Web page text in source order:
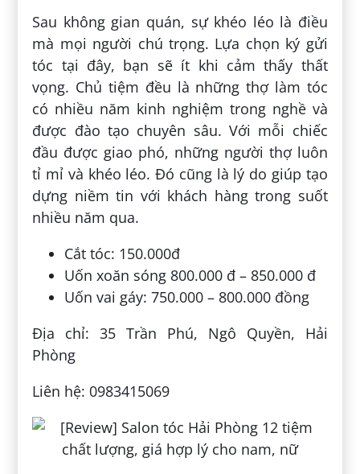
Sau không gian quán, sự khéo léo là điều
mà mọi người chú trọng. Lựa chọn ký gửi
tóc tại đây, bạn sẽ ít khi cảm thấy thất
vọng. Chủ tiệm đều là những thợ làm tóc
có nhiều năm kinh nghiệm trong nghề và
được đào tạo chuyên sâu. Với mỗi chiếc
đầu được giao phó, những người thợ luôn
tỉ mỉ và khéo léo. Đó cũng là lý do giúp tạo
dựng niềm tin với khách hàng trong suốt
nhiều năm qua.
Cắt tóc: 150.000đ
Uốn xoăn sóng 800.000 đ – 850.000 đ
Uốn vai gáy: 750.000 – 800.000 đồng
Địa chỉ: 35 Trần Phú, Ngô Quyền, Hải
Phòng
Liên hệ: 0983415069